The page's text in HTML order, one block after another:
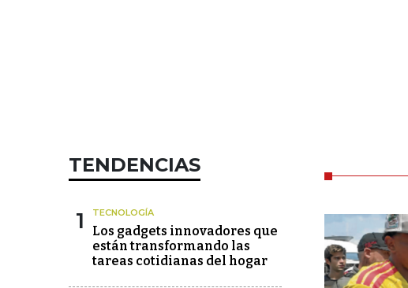
TENDENCIAS
1 TECNOLOGÍA
Los gadgets innovadores que
están transformando las
tareas cotidianas del hogar